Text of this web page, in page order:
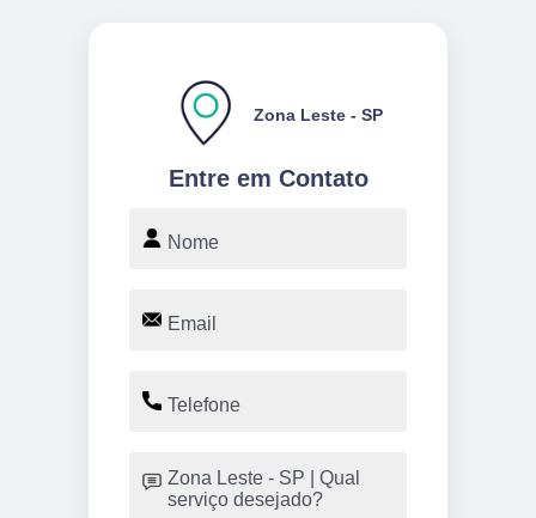
Entre em Contato
Zona Leste - SP